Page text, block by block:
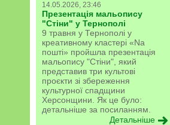
14.05.2026, 23:46
Презентація мальопису
"Стіни" у Тернополі
9 травня у Тернополі у
креативному кластері «Na
пошті» пройшла презентація
мальопису "Стіни", який
представив три культові
проєкти зі збереження
культурної спадщини
Херсонщини. Як це було:
детальніше за посиланням.
Детальніше